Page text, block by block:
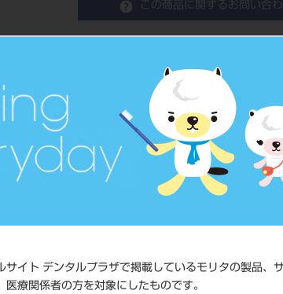
サイト デンタルプラザで掲載しているモリタの製品、
医療関係者の方を対象にしたものです。
この商品に関するお問い合わ
Periodontal Probe
品目コード
JAN/EANコード
標準価格
ネット
発売日